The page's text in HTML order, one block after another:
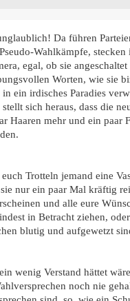
Da führen
Wahlkämpfe,
egal, ob sie
Worten, wie sie
ein irdisches Paradies
sich heraus, dass die
Haaren mehr und ein paar
Trotteln jemand eine
nur ein paar Mal kräftig
und alle eure
in Betracht ziehen,
blutig und aufgewetzt
wenig Verstand hättet
noch nie